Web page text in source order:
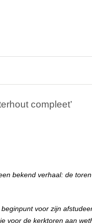
compleet’
bekend verhaal: de
voor zijn
voor de kerktoren aan